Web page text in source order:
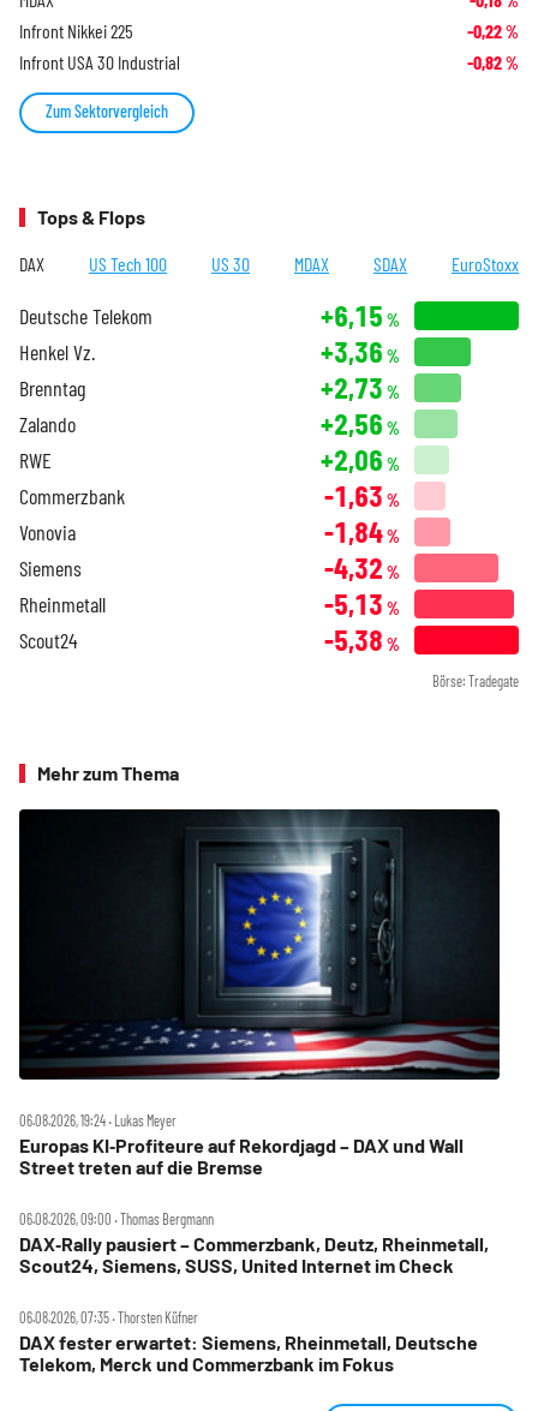
Infront Nikkei 225 -0,22%
Infront USA 30 Industrial -0,82%
Zum Sektorvergleich
Tops & Flops
DAX US Tech 100 US 30 MDAX SDAX EuroStoxx
Deutsche Telekom +6,15 %
Henkel Vz. +3,36 %
Brenntag +2,73 %
Zalando +2,56 %
RWE +2,06 %
Commerzbank -1,63 %
Vonovia -1,84%
Siemens -4,32 %
Rheinmetall -5,13 %
Scout24 -5,38 %
Börse: Tradegate
Mehr zum Thema
06.08.2026, 19:24 ‧ Lukas Meyer
Europas KI‑Profiteure auf Rekordjagd – DAX und Wall
Street treten auf die Bremse
06.08.2026, 09:00 ‧ Thomas Bergmann
DAX‑Rally pausiert – Commerzbank, Deutz, Rheinmetall,
Scout24, Siemens, SUSS, United Internet im Check
06.08.2026, 07:35 ‧ Thorsten Küfner
DAX fester erwartet: Siemens, Rheinmetall, Deutsche
Telekom, Merck und Commerzbank im Fokus